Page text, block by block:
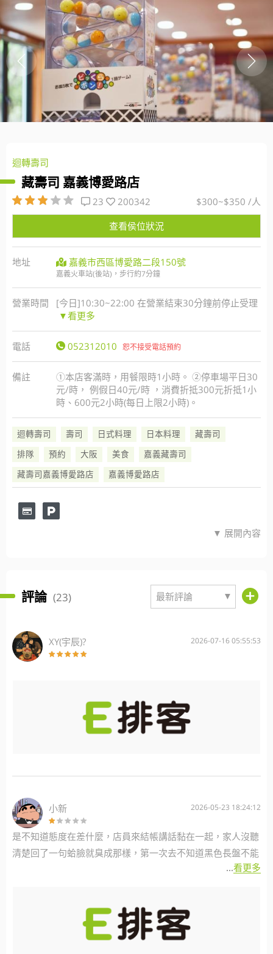
迴轉壽司
藏壽司 嘉義博愛路店
23 200342
$300~$350 /人
查看侯位狀況
地址 嘉義市西區博愛路二段150號
嘉義火車站(後站)，步行約7分鐘
營業時間
[今日]10:30~22:00 在營業結束30分鐘前停止受理
▼看更多
電話 052312010 恕不接受電話預約
備註
①本店客滿時，用餐限時1小時。 ②停車場平日30
元/時， 例假日40元/時 ，消費折抵300元折抵1小
時、600元2小時(每日上限2小時)。
迴轉壽司 壽司 日式料理 日本料理
藏壽司
排隊
預約 大阪 美食
嘉義藏壽司
藏壽司嘉義博愛路店
嘉義博愛路店
▼ 展開內容
評論 (23) 最新評論 ▼
XY(宇辰)? 2026-07-16 05:55:53
小新 2026-05-23 18:24:12
是不知道態度在差什麼，店員來結帳講話黏在一起，家人沒聽
清楚回了一句蛤臉就臭成那樣，第一次去不知道黑色長盤不能
丟，提醒一下就好，偏偏要那個不耐煩語氣就很令人不適，第
...看更多